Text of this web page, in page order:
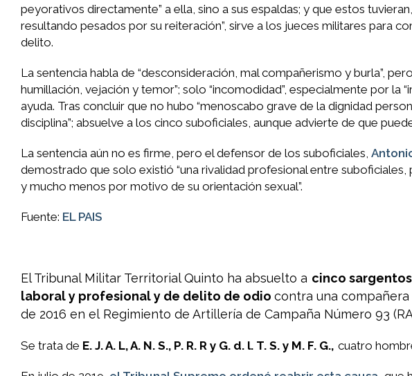
peyorativos directamente” a ella, sino a sus espaldas; y que estos
resultando pesados por su reiteración”, sirve a los jueces militares para
delito.
La sentencia habla de “desconsideración, mal compañerismo y burla”,
humillación, vejación y temor”; solo “incomodidad”, especialmente por la
ayuda. Tras concluir que no hubo “menoscabo grave de la dignidad
disciplina”; absuelve a los cinco suboficiales, aunque advierte de que
La sentencia aún no es firme, pero el defensor de los suboficiales,
demostrado que solo existió “una rivalidad profesional entre
y mucho menos por motivo de su orientación sexual”.
Fuente: EL PAIS
El Tribunal Militar Territorial Quinto ha absuelto a cinco sargentos
laboral y profesional y de delito de odio contra una
de 2016 en el Regimiento de Artillería de Campaña Número 93
Se trata de E. J. A. L, A. N. S., P. R. R y G. d. l. T. S. y M. F. G., cuatro